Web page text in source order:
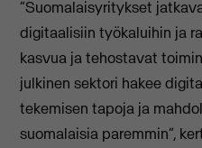
”Suomalaisyritykset
digitaalisiin työkaluihin ja
kasvua ja tehostavat
julkinen sektori hakee
tekemisen tapoja ja
suomalaisia paremmin”,